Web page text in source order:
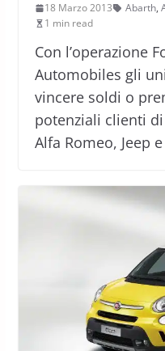
18 Marzo 2013 Abarth,
1 min read
Con l’operazione
Automobiles gli
vincere soldi o
potenziali clienti
Alfa Romeo, Jeep